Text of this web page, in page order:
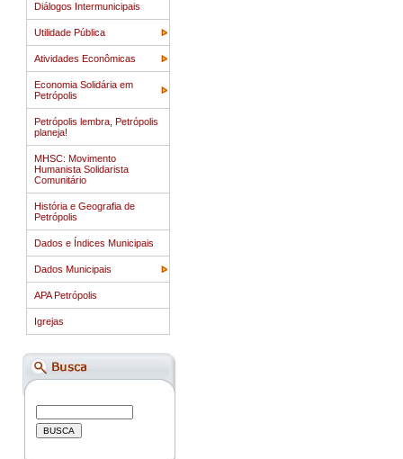
Diálogos Intermunicipais
Utilidade Pública
Atividades Econômicas
Economia Solidária em
Petrópolis
Petrópolis lembra, Petrópolis
planeja!
MHSC: Movimento
Humanista Solidarista
Comunitário
História e Geografia de
Petrópolis
Dados e Índices Municipais
Dados Municipais
APA Petrópolis
Igrejas